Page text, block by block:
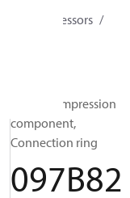
Compressors
BOCK, Compression
component,
Connection ring
097B82